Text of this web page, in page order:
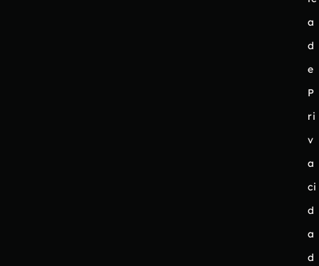
a
d
e
P
ri
v
a
ci
d
a
d